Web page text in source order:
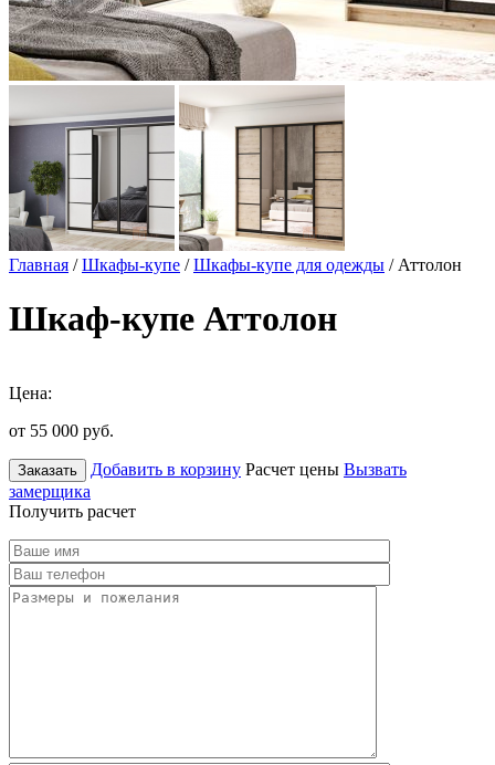
Главная /Шкафы-купе /Шкафы-купе для одежды / Аттолон
Шкаф-купе Аттолон
Цена:
от 55 000 руб.
Заказать Добавить в корзину Расчет цены Вызвать
замерщика
Получить расчет